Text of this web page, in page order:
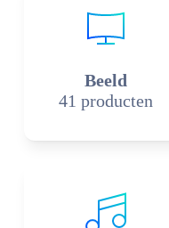
Beeld
41 producten